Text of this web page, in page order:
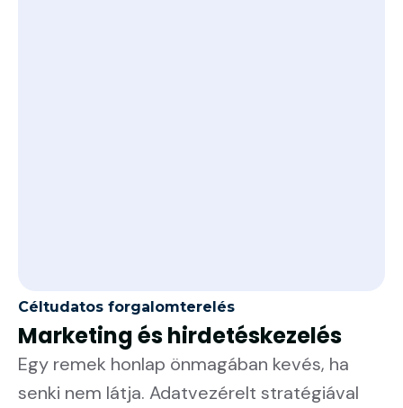
Céltudatos forgalomterelés
Marketing és hirdetéskezelés
Egy remek honlap önmagában kevés, ha
senki nem látja. Adatvezérelt stratégiával